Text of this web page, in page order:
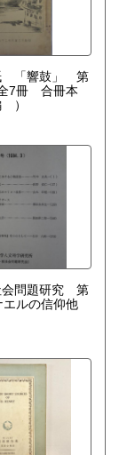
「響鼓」 第
7冊 合冊本
）
会問題研究 第
ルの信仰他